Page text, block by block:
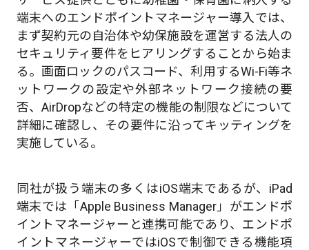
端末へのエンドポイントマネージャー導入では、
まず契約元の自治体や幼保施設を運営する法人の
セキュリティ要件をヒアリングすることから始ま
る。画面ロックのパスコード、利用するWi-Fi等ネ
ットワークの設定や外部ネットワーク接続の要
否、AirDropなどの特定の機能の制限などについて
詳細に確認し、その要件に沿ってキッティングを
実施している。
同社が扱う端末の多くはiOS端末であるが、iPad
端末では「Apple Business Manager」がエンドポ
イントマネージャーと連携可能であり、エンドポ
イントマネージャーではiOSで制御できる機能項